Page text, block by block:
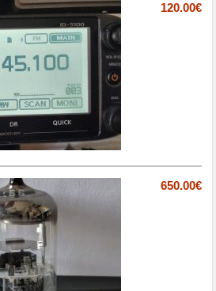
120.00€
650.00€